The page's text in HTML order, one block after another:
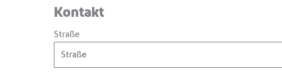
Kontakt
Straße